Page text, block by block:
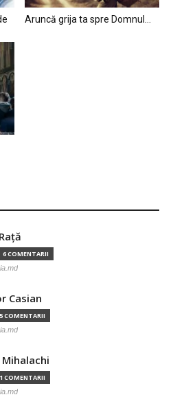
Aruncă grija ta spre Domnul…
6 COMENTARII
Casian
5 COMENTARII
1 COMENTARII